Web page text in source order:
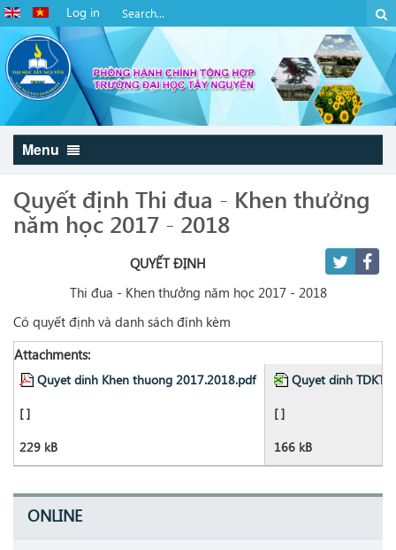
Log in
Menu
Quyết định Thi đua - Khen thưởng
năm học 2017 - 2018
QUYẾT ĐỊNH
Thi đua - Khen thưởng năm học 2017 - 2018
Có quyết định và danh sách đính kèm
Attachments:
Quyet dinh Khen thuong 2017.2018.pdf
[ ]
229 kB
Quyet dinh TDKT
[ ]
166 kB
ONLINE